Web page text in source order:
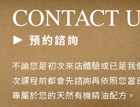
CONTACT
預約諮詢
不論您是初次來店體驗或已是我
次課程前都會先諮詢再依照您當
專屬於您的天然有機精油配方。